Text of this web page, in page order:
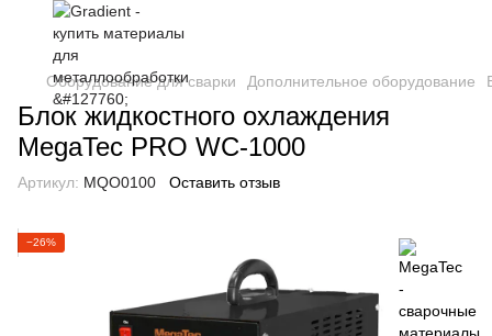
Оборудование для сварки Дополнительное оборудование
Блок жидкостного охлаждения
MegaTec PRO WC-1000
Артикул: MQO0100 Оставить отзыв
−26%